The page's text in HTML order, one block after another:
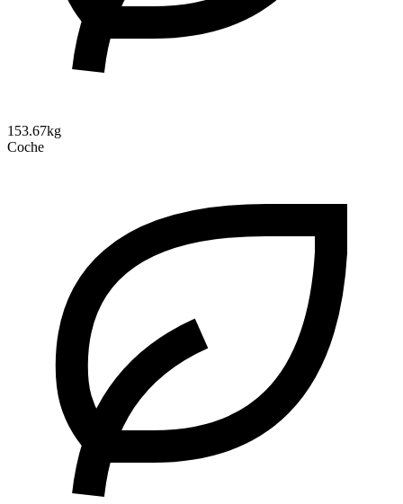
153.67kg
Coche